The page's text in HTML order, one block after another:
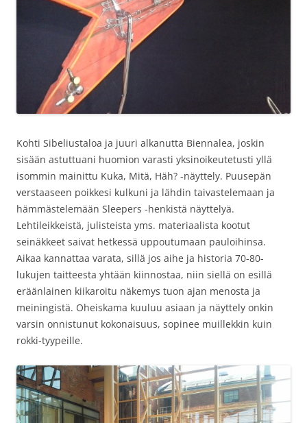
Kohti Sibeliustaloa ja juuri alkanutta Biennalea, joskin
sisään astuttuani huomion varasti yksinoikeutetusti yllä
isommin mainittu Kuka, Mitä, Häh? -näyttely. Puusepän
verstaaseen poikkesi kulkuni ja lähdin taivastelemaan ja
hämmästelemään Sleepers -henkistä näyttelyä.
Lehtileikkeistä, julisteista yms. materiaalista kootut
seinäkkeet saivat hetkessä uppoutumaan pauloihinsa.
Aikaa kannattaa varata, sillä jos aihe ja historia 70-80-
lukujen taitteesta yhtään kiinnostaa, niin siellä on esillä
eräänlainen kiikaroitu näkemys tuon ajan menosta ja
meiningistä. Oheiskama kuuluu asiaan ja näyttely onkin
varsin onnistunut kokonaisuus, sopinee muillekkin kuin
rokki-tyypeille.